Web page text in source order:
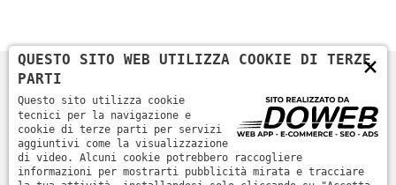
×
QUESTO SITO WEB UTILIZZA COOKIE DI TERZE
PARTI
Questo sito utilizza cookie
tecnici per la navigazione e
cookie di terze parti per servizi
aggiuntivi come la visualizzazione
di video. Alcuni cookie potrebbero raccogliere
informazioni per mostrarti pubblicità mirata e tracciare